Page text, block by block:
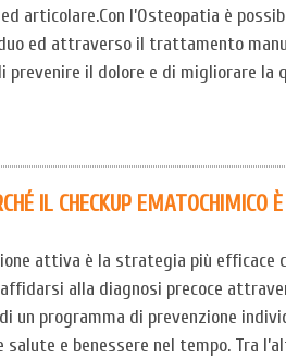
articolare.Con l’Osteopatia è
ed attraverso il trattamento
prevenire il dolore e di migliorare
IL CHECKUP
attiva è la strategia più
alla diagnosi precoce
un programma di prevenzione
salute e benessere nel tempo. Tra